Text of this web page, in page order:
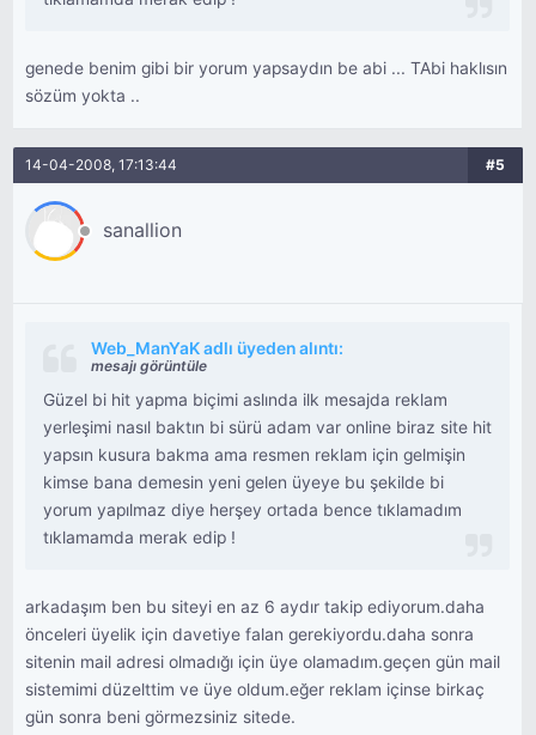
genede benim gibi bir yorum yapsaydın be abi ... TAbi haklısın
sözüm yokta ..
14-04-2008, 17:13:44 #5
sanallion
Web_ManYaK adlı üyeden alıntı:
mesajı görüntüle
Güzel bi hit yapma biçimi aslında ilk mesajda reklam
yerleşimi nasıl baktın bi sürü adam var online biraz site hit
yapsın kusura bakma ama resmen reklam için gelmişin
kimse bana demesin yeni gelen üyeye bu şekilde bi
yorum yapılmaz diye herşey ortada bence tıklamadım
tıklamamda merak edip !
arkadaşım ben bu siteyi en az 6 aydır takip ediyorum.daha
önceleri üyelik için davetiye falan gerekiyordu.daha sonra
sitenin mail adresi olmadığı için üye olamadım.geçen gün mail
sistemimi düzelttim ve üye oldum.eğer reklam içinse birkaç
gün sonra beni görmezsiniz sitede.